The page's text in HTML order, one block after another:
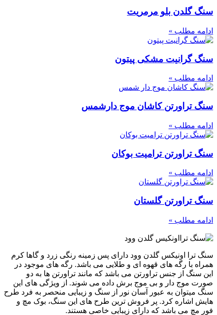
سنگ گلدن بلو مرمریت
ادامه مطلب »
سنگ گرانیت مشکی پیتون
ادامه مطلب »
سنگ تراورتن کاشان موج دارشمس
ادامه مطلب »
سنگ تراورتن ترامیت بوکان
ادامه مطلب »
سنگ تراورتن گلستان
ادامه مطلب »
سنگ ترا اونیکس گلدن وود دارای پس زمینه رنگی زرد و گاها کرم
همراه با رگه های قهوه ای و طلایی می باشد. رگه های موجود در
این سنگ از جنس تراورتن می باشد که مانند تراورتن ها به دو
صورت موج دار و بی موج برش داده می شوند. از ویژگی های این
سنگ میتوان به عبور آسان نور از سنگ و زیبایی منحصر به فرد طرح
هایش اشاره کرد. پر فروش ترین طرح های این سنگ، بوک مچ و
فور مچ می باشد که دارای زیبایی خاصی هستند.